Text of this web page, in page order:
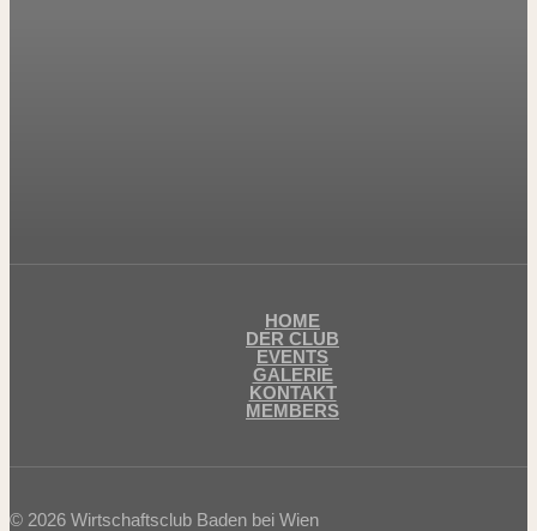
HOME
DER CLUB
EVENTS
GALERIE
KONTAKT
MEMBERS
© 2026 Wirtschaftsclub Baden bei Wien